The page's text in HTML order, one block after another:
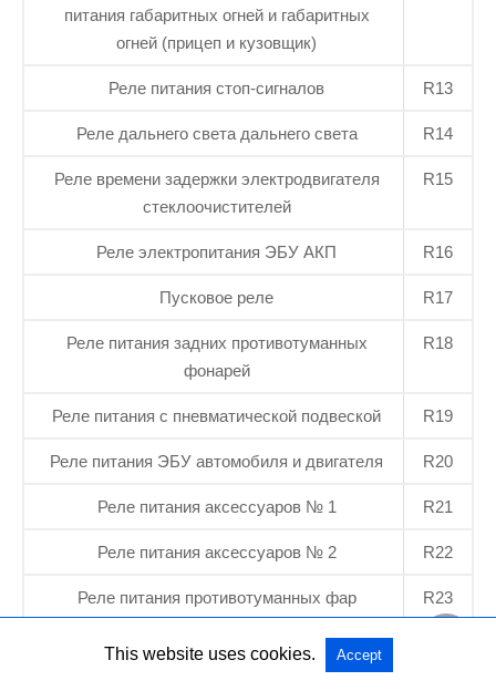
питания габаритных огней и габаритных
огней (прицеп и кузовщик)
Реле питания стоп-сигналов R13
Реле дальнего света дальнего света R14
Реле времени задержки электродвигателя
стеклоочистителей
R15
Реле электропитания ЭБУ АКП R16
Пусковое реле R17
Реле питания задних противотуманных
фонарей
R18
Реле питания с пневматической подвеской R19
Реле питания ЭБУ автомобиля и двигателя R20
Реле питания аксессуаров № 1 R21
Реле питания аксессуаров № 2 R22
Реле питания противотуманных фар R23
Схема блока предохранителей
This website uses cookies. Accept